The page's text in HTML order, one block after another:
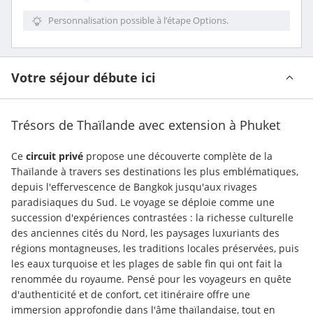
Personnalisation possible à l’étape Options.
Votre séjour débute ici
Trésors de Thaïlande avec extension à Phuket
Ce circuit privé propose une découverte complète de la
Thaïlande à travers ses destinations les plus emblématiques,
depuis l'effervescence de Bangkok jusqu'aux rivages
paradisiaques du Sud. Le voyage se déploie comme une
succession d'expériences contrastées : la richesse culturelle
des anciennes cités du Nord, les paysages luxuriants des
régions montagneuses, les traditions locales préservées, puis
les eaux turquoise et les plages de sable fin qui ont fait la
renommée du royaume. Pensé pour les voyageurs en quête
d'authenticité et de confort, cet itinéraire offre une
immersion approfondie dans l'âme thaïlandaise, tout en